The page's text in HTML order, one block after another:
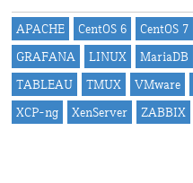
APACHE CentOS 6 CentOS 7
GRAFANA
LINUX MariaDB
TABLEAU
TMUX VMware
XCP-ng
XenServer ZABBIX